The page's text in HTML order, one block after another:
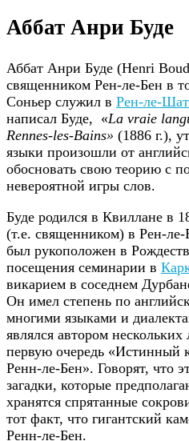
Аббат Анри Буде
Аббат Анри Буде (Henri
священником Рен-ле-Бен в
Соньер служил в Рен-ле-
написал Буде, «La vraie
Rennes-les-Bains» (1886 г.),
языки произошли от
обосновать свою теорию с
невероятной игры слов.
Буде родился в Квиллане в
(т.е. священником) в Рен-
был рукоположен в
посещения семинарии в
викарием в соседнем
Он имел степень по
многими языками и
являлся автором
первую очередь «Истинный
Ренн-ле-Бен». Говорят, что
загадки, которые
хранятся спрятанные
тот факт, что гигантский
Ренн-ле-Бен.